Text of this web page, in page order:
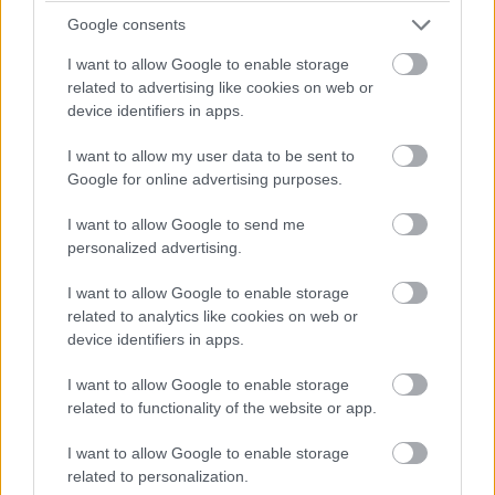
Google consents
I want to allow Google to enable storage
related to advertising like cookies on web or
device identifiers in apps.
I want to allow my user data to be sent to
Google for online advertising purposes.
I want to allow Google to send me
personalized advertising.
I want to allow Google to enable storage
related to analytics like cookies on web or
device identifiers in apps.
I want to allow Google to enable storage
related to functionality of the website or app.
I want to allow Google to enable storage
related to personalization.
Základové rošty– tuho spojené základové pásy
prebiehajúce vo dvoch smeroch kolmých na seba.
Základové pätky– používajú sa pri skeletovej konštrukcii
objektu, kde nie je súvislá nosná stena, ale stĺpy a základ
stačí umiestniť pod každý stĺp samostatne. Vyžadujú
dostatočne únosnú a rovnorodú základovú pôdu v celom
rozsahu. Všeobecne sú ekonomicky aj výrobne výhodné,
ak ich strana nie je väčšia ako polovica osovej
vzdialenosti stĺpov, inak sú účelnejšie doskové alebo
pilótové základy. Môžu byť štvorcové, obdĺžnikové,
kruhové alebo iné. Osádzajú sa do štrkopieskového lôžka
Základové dosky– používajú sa najmä vtedy, ak je
spodná tlaková voda. Hrúbka dosky sa navrhuje v rozpätí